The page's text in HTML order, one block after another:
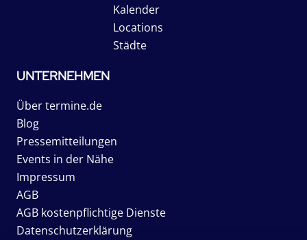
Kalender
Locations
Städte
UNTERNEHMEN
Über termine.de
Blog
Pressemitteilungen
Events in der Nähe
Impressum
AGB
AGB kostenpflichtige Dienste
Datenschutzerklärung